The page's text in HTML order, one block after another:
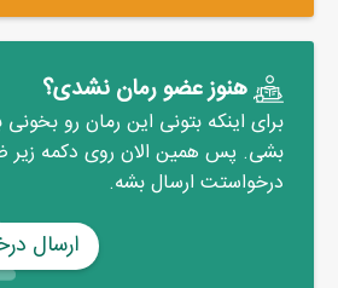
هنوز عضو رمان نشدی؟
برای اینکه بتونی این رمان رو
بشی. پس همین الان روی دکمه زیر
درخواستت ارسال بشه.
ارسال